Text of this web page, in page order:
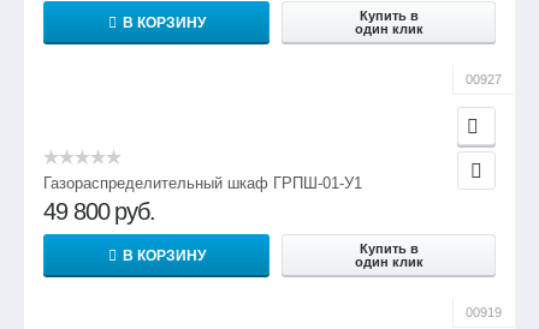
В КОРЗИНУ
Купить в
один клик
00927
Газораспределительный шкаф ГРПШ-01-У1
49 800 руб.
В КОРЗИНУ
Купить в
один клик
00919